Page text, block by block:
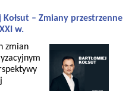
– Zmiany przestrzenne
w.
zmian